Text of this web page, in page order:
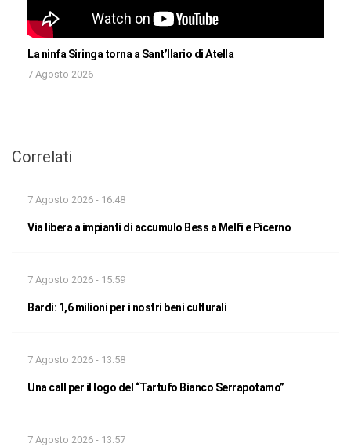
La ninfa Siringa torna a Sant’Ilario di Atella
7 Agosto 2026
Correlati
7 Agosto 2026 - 16:48
Via libera a impianti di accumulo Bess a Melfi e Picerno
7 Agosto 2026 - 15:59
Bardi: 1,6 milioni per i nostri beni culturali
7 Agosto 2026 - 13:58
Una call per il logo del “Tartufo Bianco Serrapotamo”
7 Agosto 2026 - 13:57